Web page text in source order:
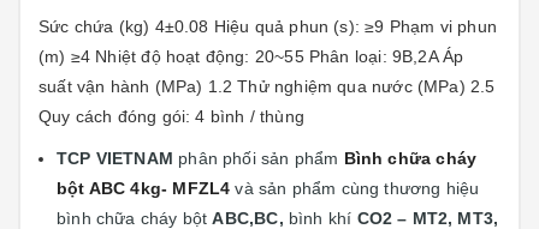
Sức chứa (kg) 4±0.08 Hiệu quả phun (s): ≥9 Phạm vi phun
(m) ≥4 Nhiệt độ hoạt động: 20~55 Phân loại: 9B,2A Áp
suất vận hành (MPa) 1.2 Thử nghiệm qua nước (MPa) 2.5
Quy cách đóng gói: 4 bình / thùng
TCP VIETNAM phân phối sản phẩm Bình chữa cháy
bột ABC 4kg- MFZL4 và sản phẩm cùng thương hiệu
bình chữa cháy bộtABC,BC, bình khí CO2 – MT2, MT3,